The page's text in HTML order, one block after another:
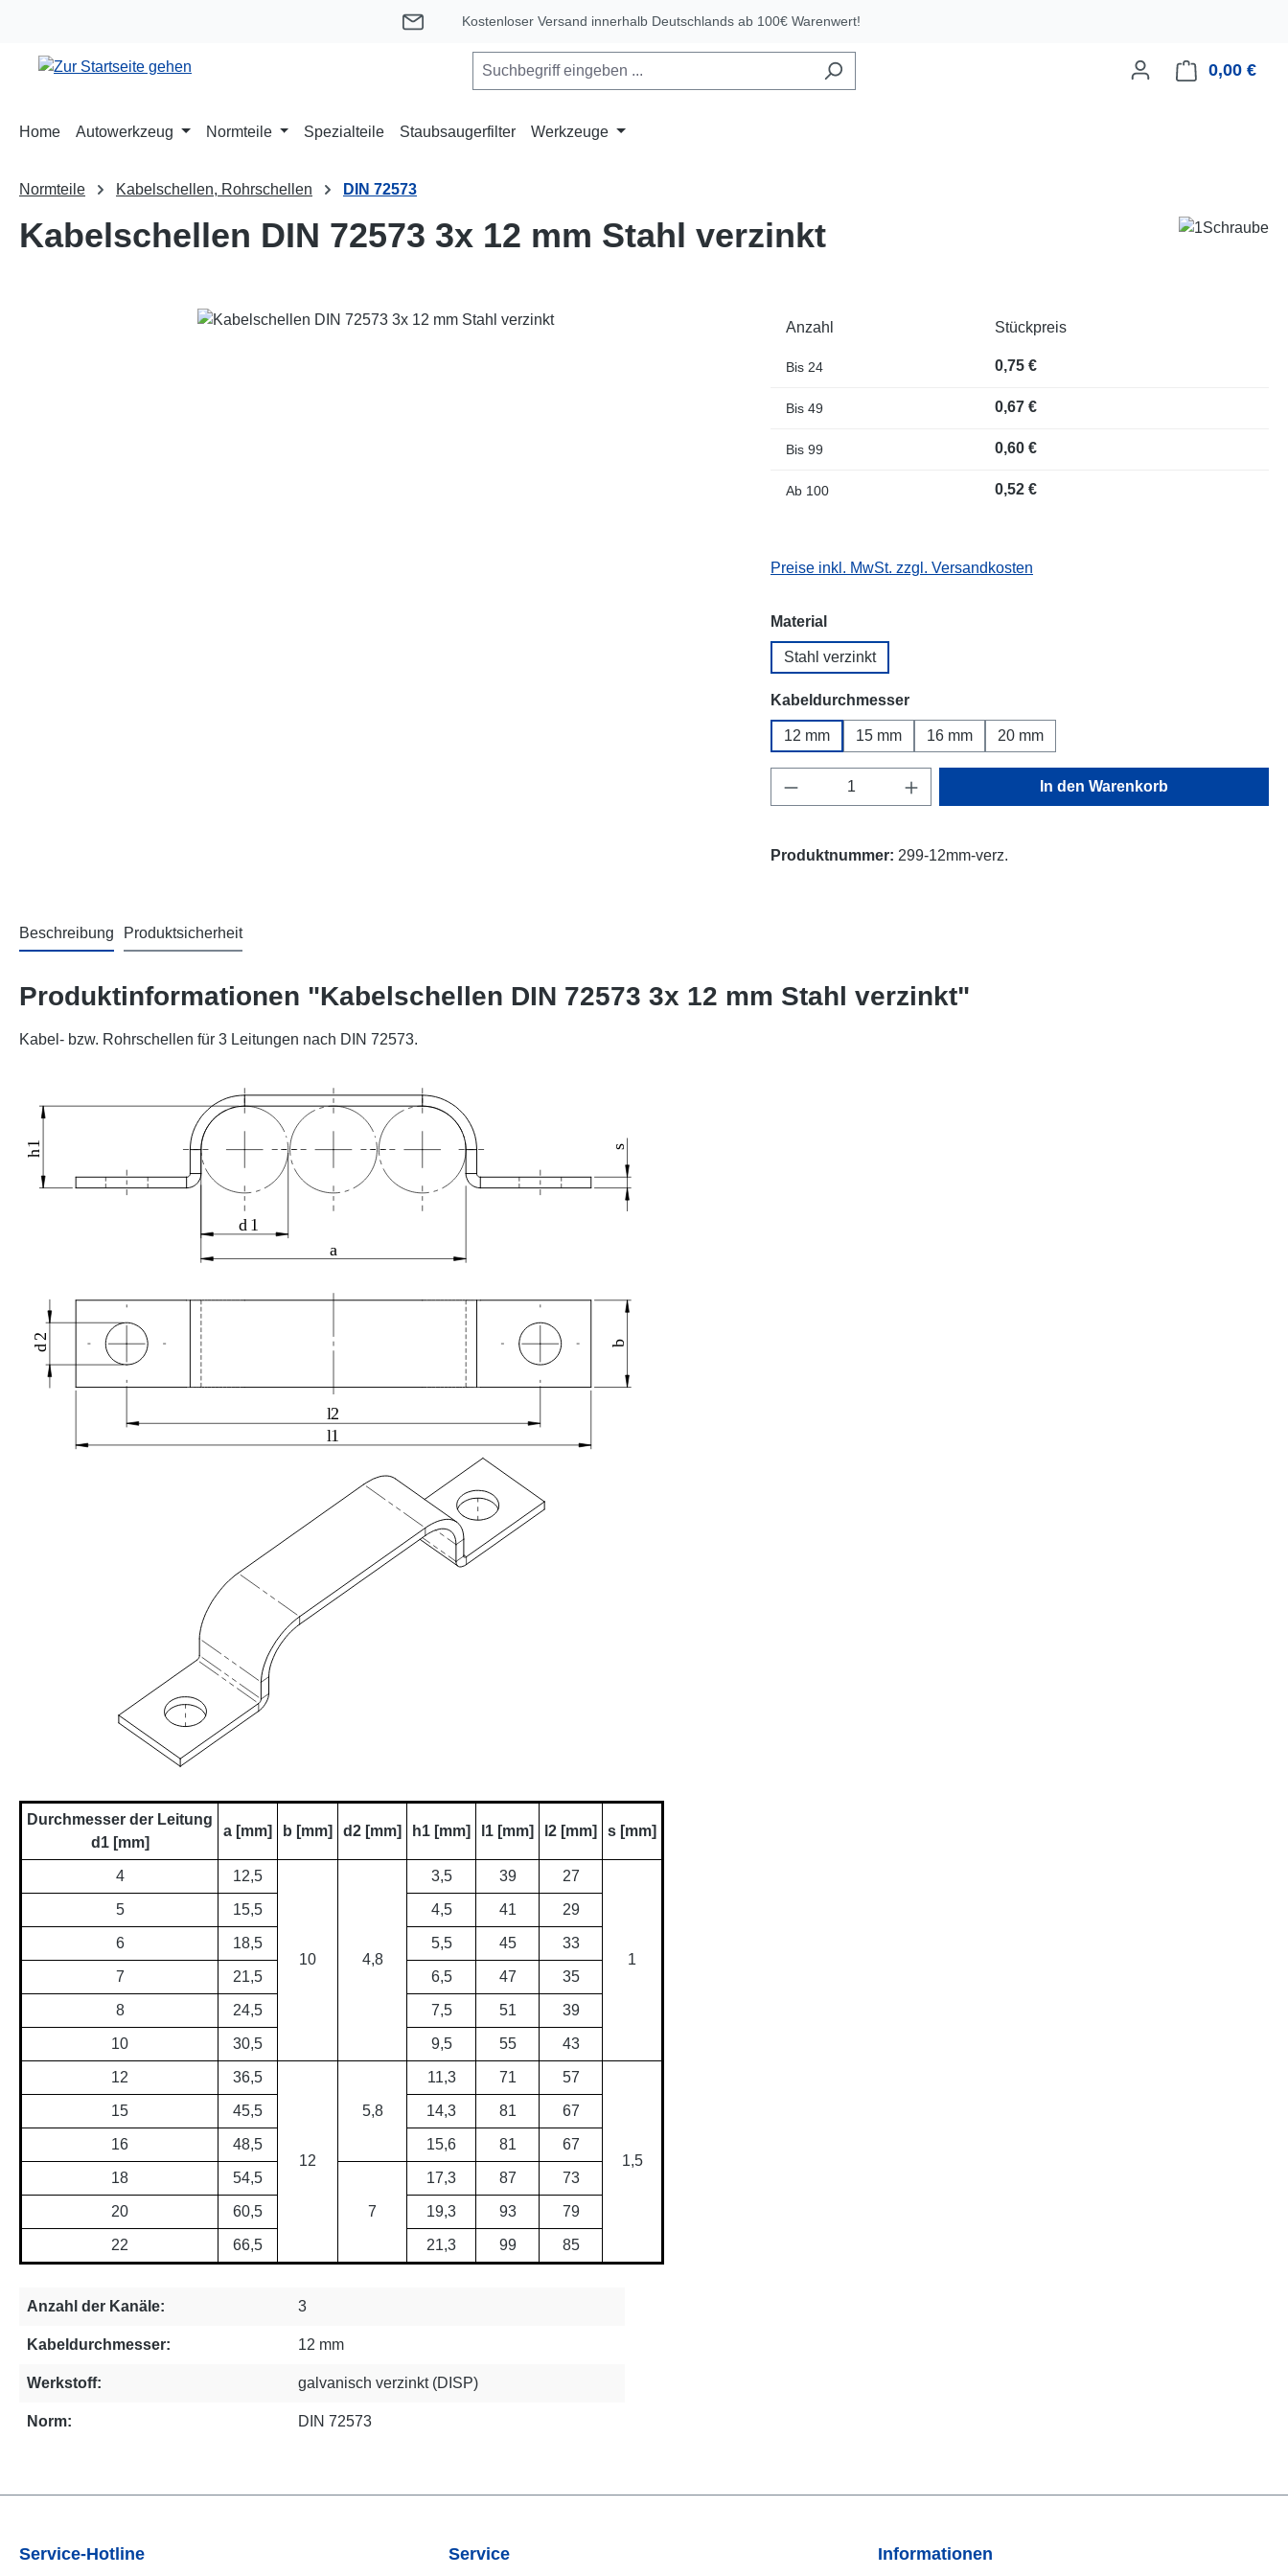
Kostenloser Versand innerhalb Deutschlands ab 100€ Warenwert!
0,00 €
Home Autowerkzeug Normteile Spezialteile Staubsaugerfilter Werkzeuge
Normteile Kabelschellen, Rohrschellen DIN 72573
Kabelschellen DIN 72573 3x 12 mm Stahl verzinkt
Bildergalerie überspringen
Anzahl Stückpreis
Bis 24 0,75 €
Bis 49 0,67 €
Bis 99 0,60 €
Ab 100 0,52 €
Preise inkl. MwSt. zzgl. Versandkosten
Materialauswählen
Stahl verzinkt
Kabeldurchmesserauswählen
12 mm 15 mm 16 mm 20 mm
Produkt Anzahl: Gib den gewünschten Wert ein
In den Warenkorb
Produktnummer: 299-12mm-verz.
Beschreibung Produktsicherheit
Produktinformationen "Kabelschellen DIN 72573 3x 12 mm Stahl verzinkt"
Kabel- bzw. Rohrschellen für 3 Leitungen nach DIN 72573.
Durchmesser der Leitung
d1 [mm]
a [mm] b [mm] d2 [mm] h1 [mm] l1 [mm] l2 [mm] s [mm]
4 12,5
10 4,8
3,5 39 27
1
5 15,5 4,5 41 29
6 18,5 5,5 45 33
7 21,5 6,5 47 35
8 24,5 7,5 51 39
10 30,5 9,5 55 43
12 36,5
12
5,8
11,3 71 57
1,5
15 45,5 14,3 81 67
16 48,5 15,6 81 67
18 54,5
7
17,3 87 73
20 60,5 19,3 93 79
22 66,5 21,3 99 85
Anzahl der Kanäle: 3
Kabeldurchmesser: 12 mm
Werkstoff: galvanisch verzinkt (DISP)
Norm: DIN 72573
Service-Hotline Service Informationen